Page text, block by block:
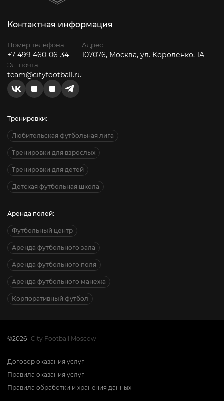
Контактная информация
Номер телефона:
+7 499 460-06-34
Эл. почта:
team@cityfootball.ru
Адрес:
107076, Москва, ул. Короленко, 1А
Тренировки:
Любительская футбольная лига
Тренировки для взрослых
Тренировки для детей
Детская футбольная школа
Аренда полей:
Футбольный центр
Аренда футбольного зала
Аренда футбольного поля
Аренда футбольного манежа
Корпоративный футбол
©2026 City Football Moscow
Договор оказания услуг
Правила оказания услуг
Правила обработки и хранения данных